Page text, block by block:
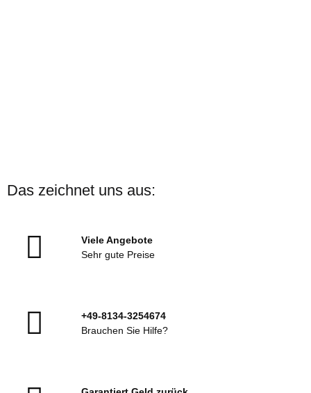
Verschiedene Motive
13,00 €*
Das zeichnet uns aus:
Viele Angebote
Sehr gute Preise
+49-8134-3254674
Brauchen Sie Hilfe?